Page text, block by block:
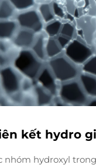
kết hydro
nhóm hydroxyl